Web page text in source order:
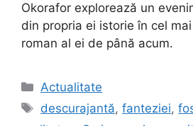
Okorafor explorează un
din propria ei istorie în cel
roman al ei de până acum.
Categories
Actualitate
Tags
descurajantă,fanteziei,